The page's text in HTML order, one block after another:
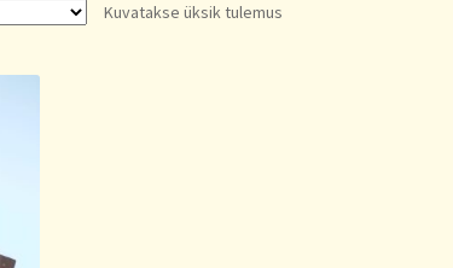
Kuvatakse üksik tulemus